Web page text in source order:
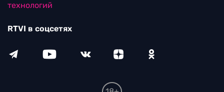
технологий
RTVI в соцсетях